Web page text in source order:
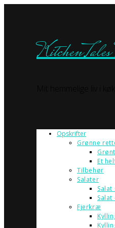
KitchenTales
Opskrifter
Grønne
Et
Tilbehør
Salater
Fjerkræ